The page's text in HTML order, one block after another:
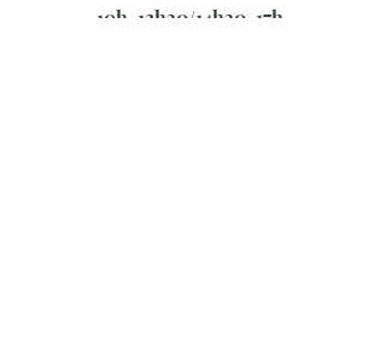
10h-12h30/14h30-17h